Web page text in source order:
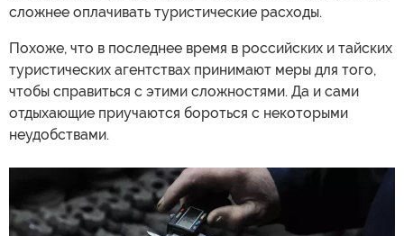
сложнее оплачивать туристические расходы.
Похоже, что в последнее время в российских и тайских
туристических агентствах принимают меры для того,
чтобы справиться с этими сложностями. Да и сами
отдыхающие приучаются бороться с некоторыми
неудобствами.